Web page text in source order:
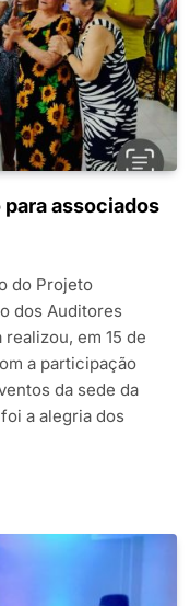
para associados
do Projeto
dos Auditores
em 15 de
a participação
da sede da
a alegria dos